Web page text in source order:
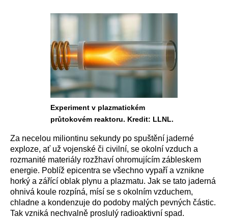
Experiment v plazmatickém
průtokovém reaktoru. Kredit: LLNL.
Za necelou miliontinu sekundy po spuštění jaderné
exploze, ať už vojenské či civilní, se okolní vzduch a
rozmanité materiály rozžhaví ohromujícím zábleskem
energie. Poblíž epicentra se všechno vypaří a vznikne
horký a zářící oblak plynu a plazmatu. Jak se tato jaderná
ohnivá koule rozpíná, mísí se s okolním vzduchem,
chladne a kondenzuje do podoby malých pevných částic.
Tak vzniká nechvalně proslulý radioaktivní spad.